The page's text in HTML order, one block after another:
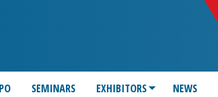
SEMINARS EXHIBITORS NEWS